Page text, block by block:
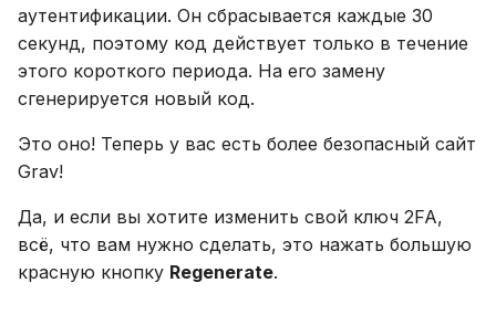
аутентификации. Он сбрасывается каждые 30
секунд, поэтому код действует только в течение
этого короткого периода. На его замену
сгенерируется новый код.
Это оно! Теперь у вас есть более безопасный сайт
Grav!
Да, и если вы хотите изменить свой ключ 2FA,
всё, что вам нужно сделать, это нажать большую
красную кнопку Regenerate.